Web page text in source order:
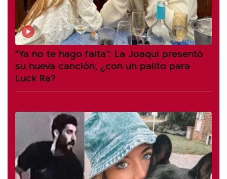
"Ya no te hago falta": La Joaqui presentó
su nueva canción, ¿con un palito para
Luck Ra?